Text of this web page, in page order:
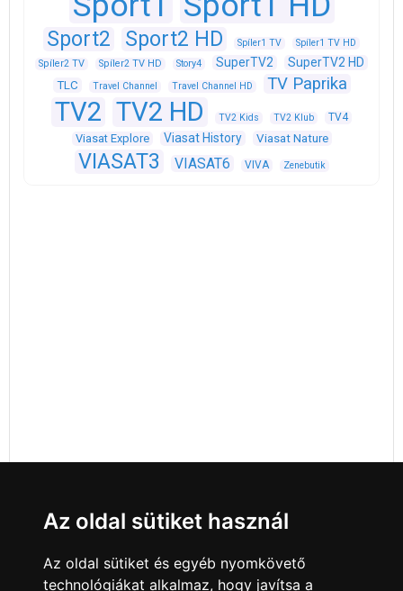
Sport2 Sport2 HD Spíler1 TV
Spíler1 TV HD
Spíler2 TV
Spíler2 TV HD Story4 SuperTV2 SuperTV2 HD
TLC Travel Channel Travel Channel HD TV Paprika
TV2 TV2 HD TV2 Kids TV2 Klub TV4
Viasat Explore Viasat History Viasat Nature
VIASAT3 VIASAT6 VIVA Zenebutik
Az oldal sütiket használ
Az oldal sütiket és egyéb nyomkövető
technológiákat alkalmaz, hogy javítsa a